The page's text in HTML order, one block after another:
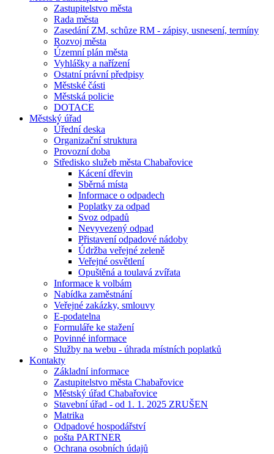
Zastupitelstvo města
Rada města
Zasedání ZM, schůze RM - zápisy, usnesení, termíny
Rozvoj města
Územní plán města
Vyhlášky a nařízení
Ostatní právní předpisy
Městské části
Městská policie
DOTACE
Městský úřad
Úřední deska
Organizační struktura
Provozní doba
Středisko služeb města Chabařovice
Kácení dřevin
Sběrná místa
Informace o odpadech
Poplatky za odpad
Svoz odpadů
Nevyvezený odpad
Přistavení odpadové nádoby
Údržba veřejné zeleně
Veřejné osvětlení
Opuštěná a toulavá zvířata
Informace k volbám
Nabídka zaměstnání
Veřejné zakázky, smlouvy
E-podatelna
Formuláře ke stažení
Povinné informace
Služby na webu - úhrada místních poplatků
Kontakty
Základní informace
Zastupitelstvo města Chabařovice
Městský úřad Chabařovice
Stavební úřad - od 1. 1. 2025 ZRUŠEN
Matrika
Odpadové hospodářství
pošta PARTNER
Ochrana osobních údajů